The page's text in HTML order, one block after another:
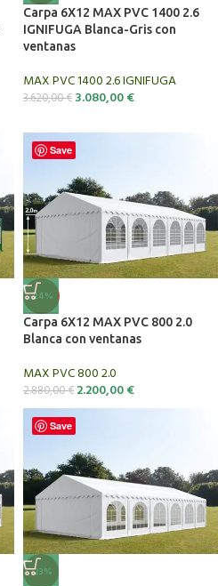
Carpa 6X12 MAX PVC 1400 2.6
IGNIFUGA Blanca-Gris con
ventanas
MAX PVC 1400 2.6 IGNIFUGA
3.620,00€ 3.080,00€
Save
-24%
Carpa 6X12 MAX PVC 800 2.0
Blanca con ventanas
MAX PVC 800 2.0
2.880,00€ 2.200,00€
Save
-23%